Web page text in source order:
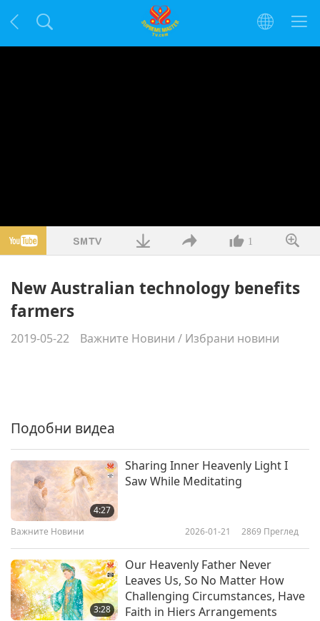
1
New Australian technology benefits
farmers
2019-05-22 Важните Новини / Избрани новини
Подобни видеа
4:27
Sharing Inner Heavenly Light I
Saw While Meditating
Важните Новини 2026-01-21 2869 Преглед
3:28
Our Heavenly Father Never
Leaves Us, So No Matter How
Challenging Circumstances, Have
Faith in Hiers Arrangements